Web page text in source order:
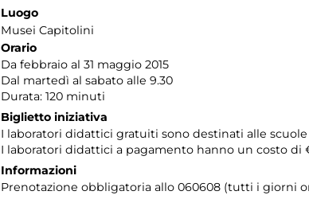
Luogo
Musei Capitolini
Orario
Da febbraio al 31 maggio 2015
Dal martedì al sabato alle 9.30
Durata: 120 minuti
Biglietto iniziativa
I laboratori didattici gratuiti sono destinati alle
I laboratori didattici a pagamento hanno un costo di
Informazioni
Prenotazione obbligatoria allo 060608 (tutti i giorni